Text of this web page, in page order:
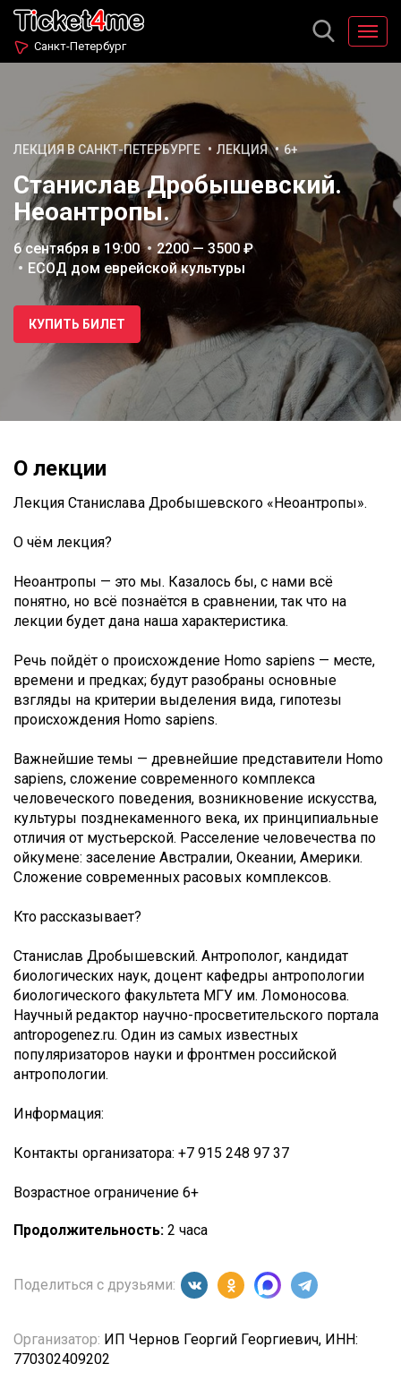
Санкт-Петербург
ЛЕКЦИЯ В САНКТ-ПЕТЕРБУРГЕ ЛЕКЦИЯ 6+
Станислав Дробышевский.
Неоантропы.
6 сентября в 19:00
2200 — 3500 ₽
ЕСОД дом еврейской культуры
КУПИТЬ БИЛЕТ
О лекции
Лекция Станислава Дробышевского «Неоантропы».
О чём лекция?
Неоантропы — это мы. Казалось бы, с нами всё
понятно, но всё познаётся в сравнении, так что на
лекции будет дана наша характеристика.
Речь пойдёт о происхождение Homo sapiens — месте,
времени и предках; будут разобраны основные
взгляды на критерии выделения вида, гипотезы
происхождения Homo sapiens.
Важнейшие темы — древнейшие представители Homo
sapiens, сложение современного комплекса
человеческого поведения, возникновение искусства,
культуры позднекаменного века, их принципиальные
отличия от мустьерской. Расселение человечества по
ойкумене: заселение Австралии, Океании, Америки.
Сложение современных расовых комплексов.
Кто рассказывает?
Станислав Дробышевский. Антрополог, кандидат
биологических наук, доцент кафедры антропологии
биологического факультета МГУ им. Ломоносова.
Научный редактор научно-просветительского портала
antropogenez.ru. Один из самых известных
популяризаторов науки и фронтмен российской
антропологии.
Информация:
Контакты организатора: +7 915 248 97 37
Возрастное ограничение 6+
Продолжительность: 2 часа
Поделиться с друзьями:
Организатор: ИП Чернов Георгий Георгиевич, ИНН:
770302409202